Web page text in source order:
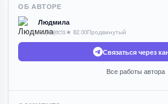
ОБ АВТОРЕ
Людмила
22 projects★ 82.00Продвинутый
Связаться через
Все работы автора